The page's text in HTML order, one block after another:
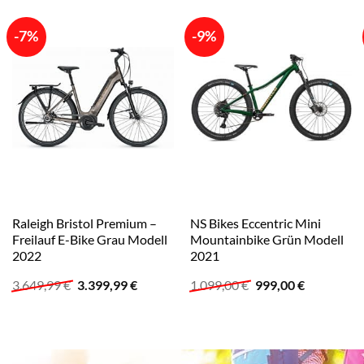
-7%
Raleigh Bristol Premium –
Freilauf E-Bike Grau Modell
2022
3.649,99€ Ursprünglicher
3.399,99€Aktueller
-9%
NS Bikes Eccentric Mini
Mountainbike Grün Modell
2021
1.099,00€ Ursprünglicher
Preis
999,00€Aktueller